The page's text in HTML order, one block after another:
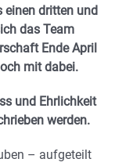
einen dritten und
das Team
Ende April
mit dabei.
und Ehrlichkeit
werden.
– aufgeteilt